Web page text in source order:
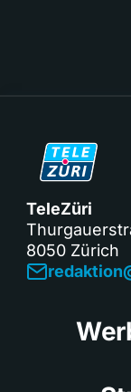
TeleZüri
8050 Zürich